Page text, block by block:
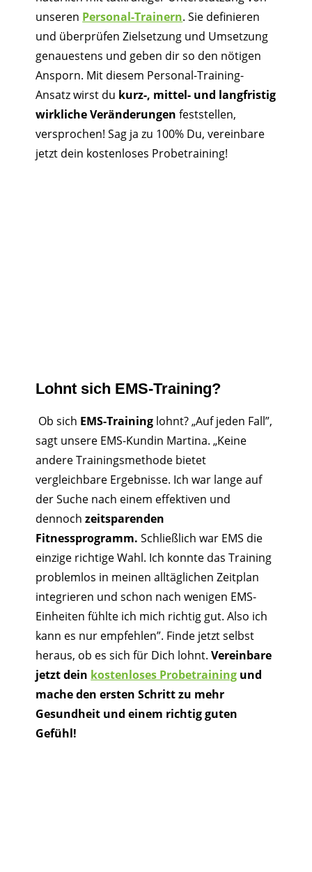
unseren Personal-Trainern. Sie definieren
und überprüfen Zielsetzung und Umsetzung
genauestens und geben dir so den nötigen
Ansporn. Mit diesem Personal-Training-
Ansatz wirst du kurz-, mittel- und langfristig
wirkliche Veränderungen feststellen,
versprochen! Sag ja zu 100% Du, vereinbare
jetzt dein kostenloses Probetraining!
Lohnt sich EMS-Training?
Ob sich EMS-Training lohnt? „Auf jeden Fall”,
sagt unsere EMS-Kundin Martina. „Keine
andere Trainingsmethode bietet
vergleichbare Ergebnisse. Ich war lange auf
der Suche nach einem effektiven und
dennochzeitsparenden
Fitnessprogramm. Schließlich war EMS die
einzige richtige Wahl. Ich konnte das Training
problemlos in meinen alltäglichen Zeitplan
integrieren und schon nach wenigen EMS-
Einheiten fühlte ich mich richtig gut. Also ich
kann es nur empfehlen”. Finde jetzt selbst
heraus, ob es sich für Dich lohnt.Vereinbare
jetzt dein kostenloses Probetraining und
mache den ersten Schritt zu mehr
Gesundheit und einem richtig guten
Gefühl!